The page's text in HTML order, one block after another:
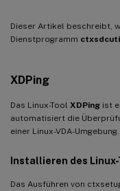
Dieser Artikel beschreibt,
Dienstprogramm
XDPing
Das Linux-Tool XDPing ist
automatisiert die
einer Linux-VDA-Umgebung.
Installieren des
Das Ausführen von